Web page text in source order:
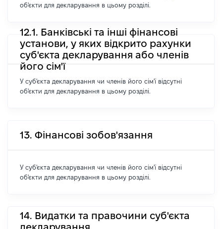
об'єкти для декларування в цьому розділі.
12.1. Банківські та інші фінансові
установи, у яких відкрито рахунки
суб'єкта декларування або членів
його сім'ї
У суб'єкта декларування чи членів його сім'ї відсутні
об'єкти для декларування в цьому розділі.
13. Фінансові зобов'язання
У суб'єкта декларування чи членів його сім'ї відсутні
об'єкти для декларування в цьому розділі.
14. Видатки та правочини суб'єкта
декларування